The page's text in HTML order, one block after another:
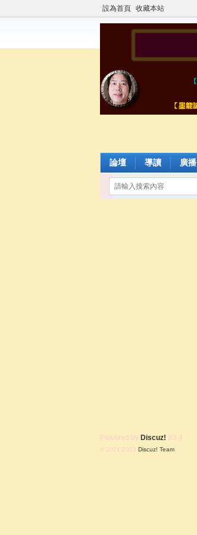
設為首頁 收藏本站
論壇 導讀 廣播
Powered by Discuz! X3.4
© 2001-2023 Discuz! Team